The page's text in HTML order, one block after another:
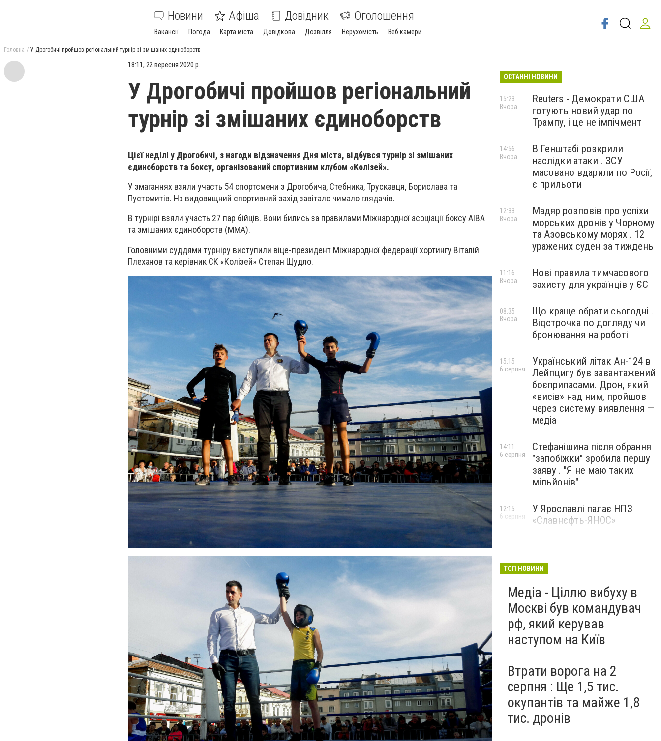
Новини Афіша Довідник Оголошення
Вакансії Погода Карта міста Довідкова Дозвілля Нерухомість Веб камери
Головна У Дрогобичі пройшов регіональний турнір зі змішаних єдиноборств
18:11, 22 вересня 2020 р.
У Дрогобичі пройшов регіональний
турнір зі змішаних єдиноборств
Цієї неділі у Дрогобичі, з нагоди відзначення Дня міста, відбувся турнір зі змішаних
єдиноборств та боксу, організований спортивним клубом «Колізей».
У змаганнях взяли участь 54 спортсмени з Дрогобича, Стебника, Трускавця, Борислава та
Пустомитів. На видовищний спортивний захід завітало чимало глядачів.
В турнірі взяли участь 27 пар бійців. Вони бились за правилами Міжнародної асоціації боксу АІВА
та змішаних єдиноборств (ММА).
Головними суддями турніру виступили віце-президент Міжнародної федерації хортингу Віталій
Плеханов та керівник СК «Колізей» Степан Щудло.
ОСТАННІ НОВИНИ
Reuters - Демократи США
готують новий удар по
Трампу, і це не імпічмент
15:23
Вчора
В Генштабі розкрили
наслідки атаки . ЗСУ
масовано вдарили по Росії,
є прильоти
14:56
Вчора
Мадяр розповів про успіхи
морських дронів у Чорному
та Азовському морях . 12
уражених суден за тиждень
12:33
Вчора
Нові правила тимчасового
захисту для українців у ЄС
11:16
Вчора
Що краще обрати сьогодні .
Відстрочка по догляду чи
бронювання на роботі
08:35
Вчора
Український літак Ан-124 в
Лейпцигу був завантажений
боєприпасами. Дрон, який
«висів» над ним, пройшов
через систему виявлення —
медіа
15:15
6 серпня
Стефанішина після обрання
"запобіжки" зробила першу
заяву . "Я не маю таких
мільйонів"
14:11
6 серпня
У Ярославлі палає НПЗ
«Славнєфть-ЯНОС»
12:15
6 серпня
ТОП НОВИНИ
Медіа - Ціллю вибуху в
Москві був командувач
рф, який керував
наступом на Київ
Втрати ворога на 2
серпня : Ще 1,5 тис.
окупантів та майже 1,8
тис. дронів